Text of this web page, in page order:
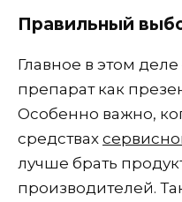
Правильный
Главное в этом
препарат как
Особенно важно,
средствах
лучше брать
производителей.